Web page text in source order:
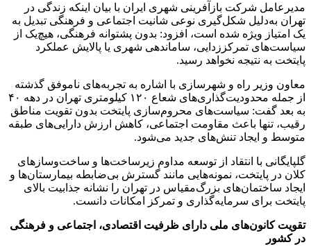
مدیرعامل شرکت بازآفرینی شهری ایران با بیان اینکه زندگی در
تهران به‌دلیل شکل‌گیری نوعی شانیت اجتماعی و فرهنگی تبدیل به
یک امتیاز ویژه شده است، افزود: بدون پشتوانه فرهنگی، هیچ‌یک از
سیاست‌های تمرکززدایی، ساماندهی شهری یا پالایش عملکرد
پایتخت به نتیجه نخواهد رسید.
معاون وزیر راه و شهرسازی با اشاره به تجربه‌های ناموفق گذشته
از جمله محدودیت‌گذاری‌های شعاع ۱۲۰ کیلومتری تهران در دهه ۴۰
به بعد گفت: سیاست‌های محروم‌سازی پایتخت بدون تقویت مناطق
رقیب، تنها باعث مقاومت اجتماعی، کاهش ارزش دارایی‌های طبقه
متوسط و ایجاد تنش‌های جدید می‌شود.
گلپایگانی با انتقاد از توسعه مداوم زیرساخت‌ها و ساخت‌وسازهای
کلان در پایتخت، نمونه‌هایی مانند گسترش بی‌ضابطه بیمارستان‌ها و
ایجاد ساختمان‌های بزرگ‌مقیاس در تهران را نشانه جذابیت بالای
پایتخت برای سرمایه‌گذاری و تمرکز امکانات دانست.
تقویت کانون‌های ملی دارای ظرفیت اقتصادی، اجتماعی و فرهنگی
در کشور